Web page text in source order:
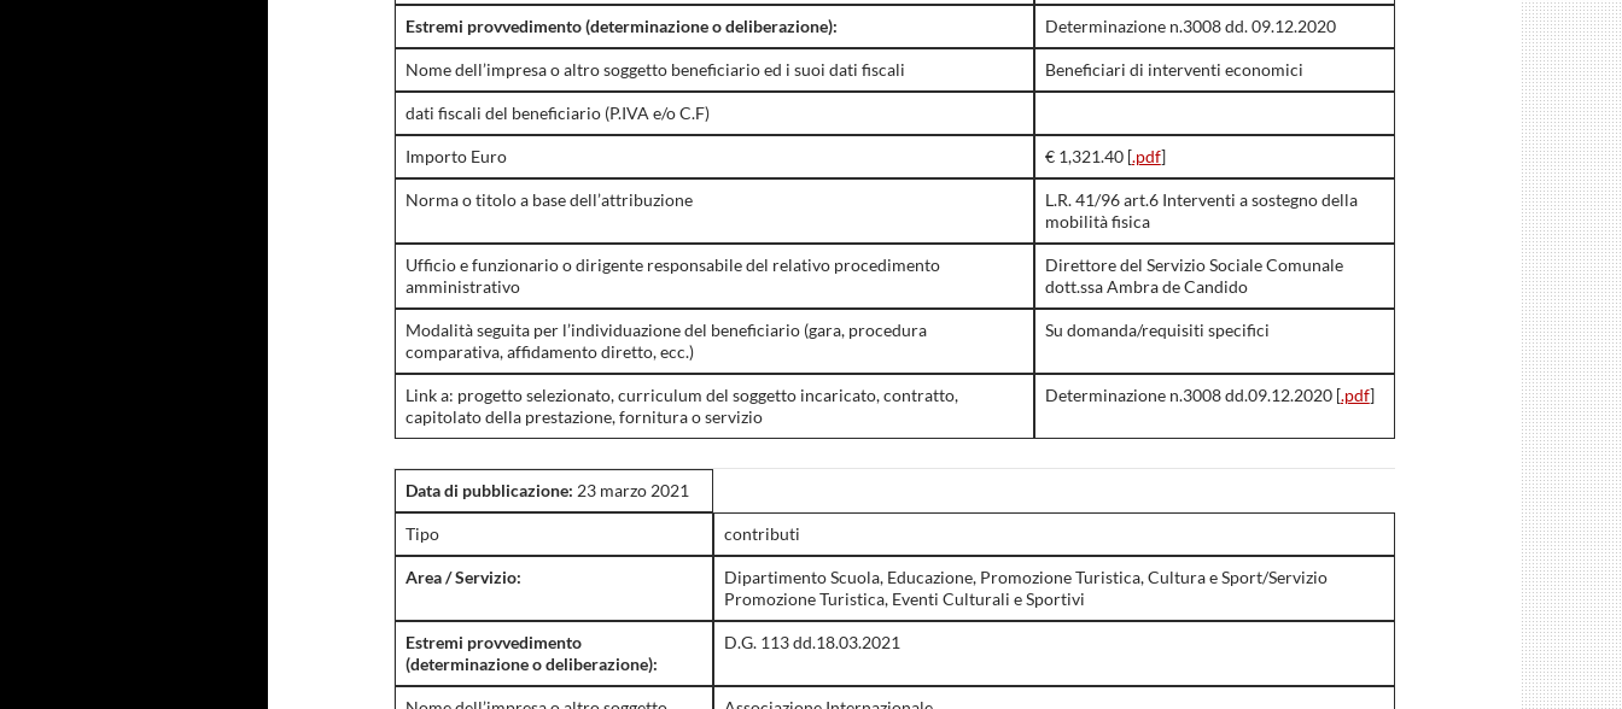
Estremi provvedimento (determinazione o deliberazione): Determinazione n.3008 dd. 09.12.2020
Nome dell’impresa o altro soggetto beneficiario ed i suoi dati fiscali Beneficiari di interventi economici
dati fiscali del beneficiario (P.IVA e/o C.F)
Importo Euro € 1,321.40 [.pdf]
Norma o titolo a base dell’attribuzione
L.R. 41/96 art.6 Interventi a sostegno della
mobilità fisica
Ufficio e funzionario o dirigente responsabile del relativo procedimento
amministrativo
Direttore del Servizio Sociale Comunale
dott.ssa Ambra de Candido
Modalità seguita per l’individuazione del beneficiario (gara, procedura
comparativa, affidamento diretto, ecc.)
Su domanda/requisiti specifici
Link a: progetto selezionato, curriculum del soggetto incaricato, contratto,
capitolato della prestazione, fornitura o servizio
Determinazione n.3008 dd.09.12.2020 [.pdf]
Data di pubblicazione: 23 marzo 2021
Tipo contributi
Area / Servizio:
Dipartimento Scuola, Educazione, Promozione Turistica, Cultura e Sport/Servizio
Promozione Turistica, Eventi Culturali e Sportivi
Estremi provvedimento
(determinazione o deliberazione):
D.G. 113 dd.18.03.2021